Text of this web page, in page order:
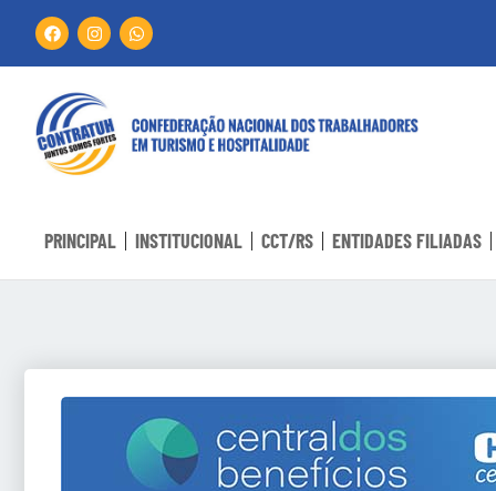
PRINCIPAL INSTITUCIONAL CCT/RS ENTIDADES FILIADAS